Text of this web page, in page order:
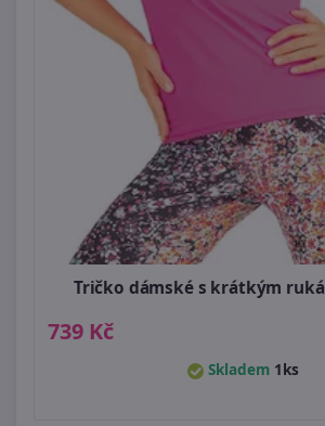
Tričko dámské s krátkým
739 Kč
Skladem 1ks